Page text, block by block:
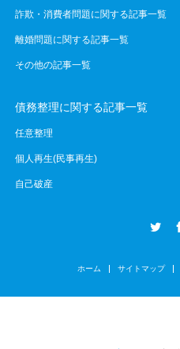
詐欺・消費者問題に関する記事一覧
離婚問題に関する記事一覧
その他の記事一覧
債務整理に関する記事一覧
任意整理
個人再生(民事再生)
自己破産
ホーム サイトマップ